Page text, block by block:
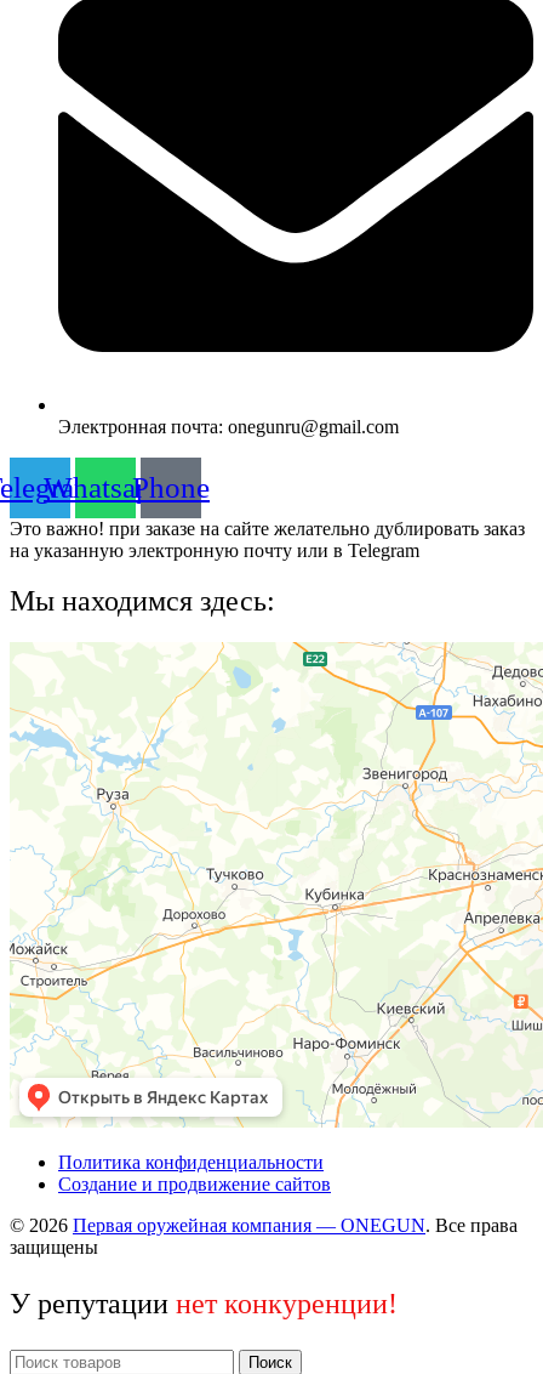
Электронная почта: onegunru@gmail.com
WhatsappPhone
Это важно! при заказе на сайте желательно дублировать заказ
на указанную электронную почту или в Telegram
Мы находимся здесь:
Политика конфиденциальности
Создание и продвижение сайтов
© 2026 Первая оружейная компания — ONEGUN. Все права
защищены
У репутации нет конкуренции!
Поиск